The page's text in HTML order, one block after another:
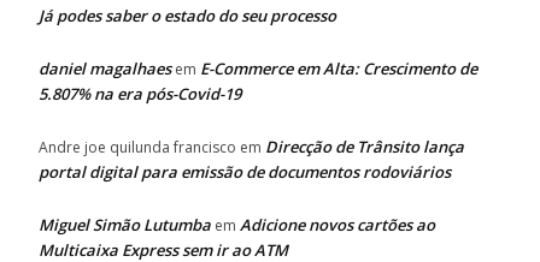
Já podes saber o estado do seu processo
daniel magalhaesem E-Commerce em Alta: Crescimento de
5.807% na era pós-Covid-19
Andre joe quilunda francisco em Direcção de Trânsito lança
portal digital para emissão de documentos rodoviários
Miguel Simão Lutumba em Adicione novos cartões ao
Multicaixa Express sem ir ao ATM